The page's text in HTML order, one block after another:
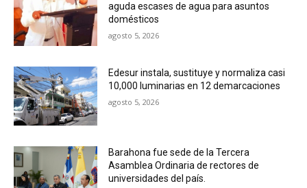
aguda escases de agua para asuntos
domésticos
agosto 5, 2026
Edesur instala, sustituye y normaliza casi
10,000 luminarias en 12 demarcaciones
agosto 5, 2026
Barahona fue sede de la Tercera
Asamblea Ordinaria de rectores de
universidades del país.